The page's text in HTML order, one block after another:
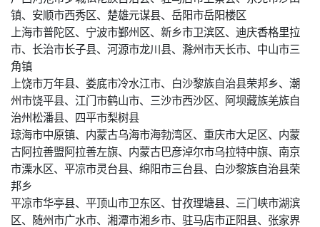
镇、安顺市西秀区、楚雄元谋县、岳阳市岳阳楼区
上海市普陀区、宁波市鄞州区、新乡市卫滨区、迪庆香格里拉
市、长治市长子县、河源市龙川县、滁州市天长市、中山市三
角镇
上饶市万年县、娄底市冷水江市、白沙黎族自治县荣邦乡、潮
州市饶平县、江门市鹤山市、三沙市西沙区、阿坝藏族羌族自
治州松潘县、四平市梨树县
琼海市中原镇、内蒙古乌海市海勃湾区、重庆市大足区、内蒙
古阿拉善盟阿拉善左旗、内蒙古巴彦淖尔市乌拉特中旗、南京
市溧水区、平凉市灵台县、绵阳市三台县、白沙黎族自治县荣
邦乡
平凉市华亭县、平顶山市卫东区、甘孜理塘县、三门峡市湖滨
区、随州市广水市、湘潭市湘乡市、驻马店市正阳县、张家界